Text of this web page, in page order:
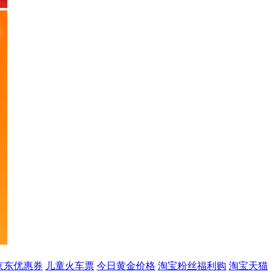
东优惠券 儿童火车票 今日黄金价格 淘宝粉丝福利购 淘宝天猫